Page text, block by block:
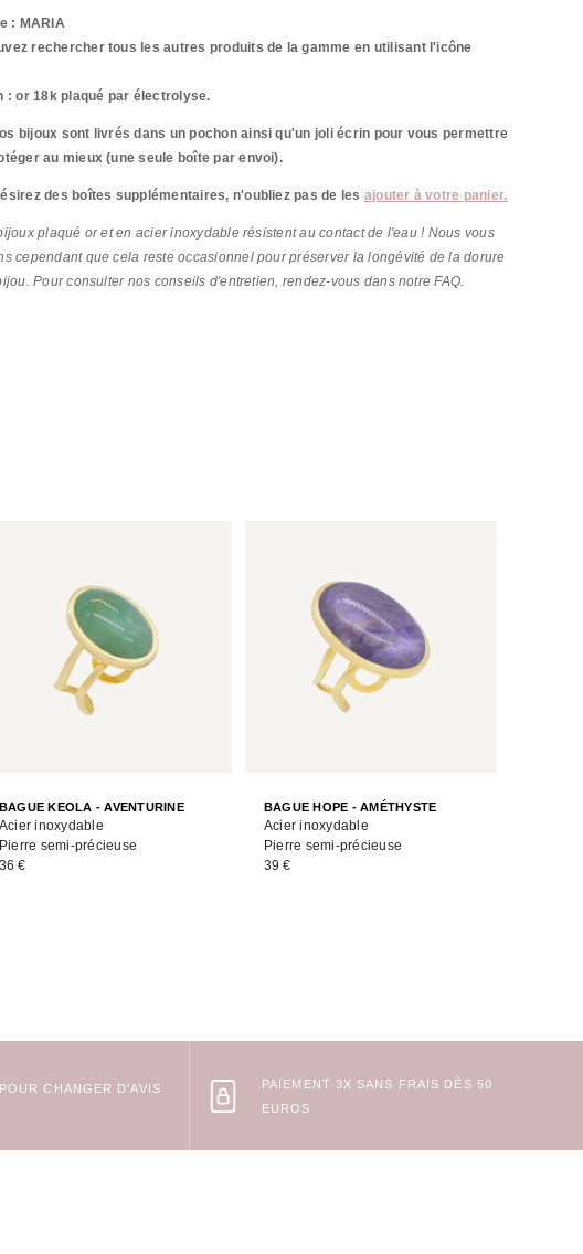
: MARIA
rechercher tous les autres produits de la gamme en utilisant l'icône
: or 18k plaqué par électrolyse.
bijoux sont livrés dans un pochon ainsi qu'un joli écrin pour vous permettre
au mieux (une seule boîte par envoi).
des boîtes supplémentaires, n'oubliez pas de les ajouter à votre panier.
plaqué or et en acier inoxydable résistent au contact de l'eau ! Nous vous
cependant que cela reste occasionnel pour préserver la longévité de la dorure
Pour consulter nos conseils d'entretien, rendez-vous dans notre FAQ.
BAGUE KEOLA - AVENTURINE
Acier inoxydable
Pierre semi-précieuse
36 €
BAGUE HOPE - AMÉTHYSTE
Acier inoxydable
Pierre semi-précieuse
39 €
CHANGER D'AVIS
PAIEMENT 3X SANS FRAIS DÈS 50
EUROS